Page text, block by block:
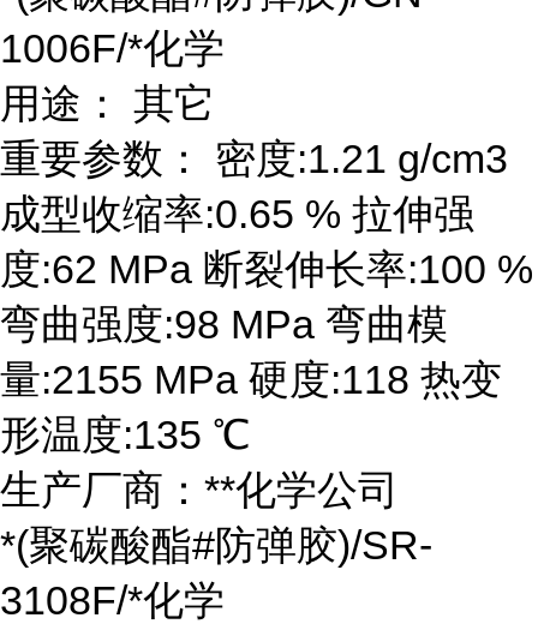
1006F/*化学
用途： 其它
重要参数： 密度:1.21 g/cm3
成型收缩率:0.65 % 拉伸强
度:62 MPa 断裂伸长率:100 %
弯曲强度:98 MPa 弯曲模
量:2155 MPa 硬度:118 热变
形温度:135 ℃
生产厂商：**化学公司
*(聚碳酸酯#防弹胶)/SR-
3108F/*化学